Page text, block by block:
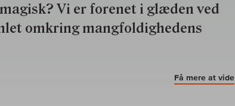
Vi er forenet i glæden ved
omkring mangfoldighedens
Få mere at vide